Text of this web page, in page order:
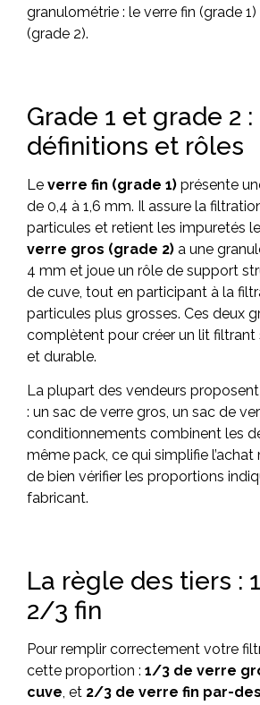
granulométrie : le verre fin (grade
(grade 2).
Grade 1 et grade 2 :
définitions et rôles
Le verre fin (grade 1) présente
de 0,4 à 1,6 mm. Il assure la
particules et retient les impuretés
verre gros (grade 2) a une
4 mm et joue un rôle de support
de cuve, tout en participant à la
particules plus grosses. Ces deux
complètent pour créer un lit filtrant
et durable.
La plupart des vendeurs
: un sac de verre gros, un sac de
conditionnements combinent les
même pack, ce qui simplifie
de bien vérifier les proportions
fabricant.
La règle des tiers :
2/3 fin
Pour remplir correctement votre
cette proportion : 1/3 de verre
cuve, et 2/3 de verre fin par-